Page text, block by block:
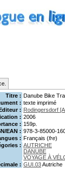
Titre : Danube Bike
: texte imprimé
: Rodingersdorf
: 2006
: 159p.
EAN : 978-3-85000-
: Français (fre)
: AUTRICHE
DANUBE
VOYAGE À
: GUI.03Autriche